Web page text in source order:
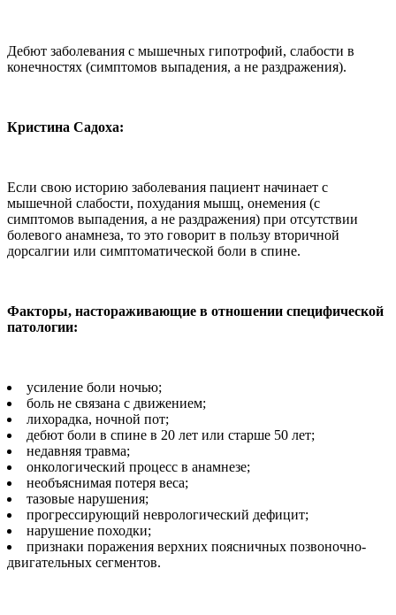
Дебют заболевания с мышечных гипотрофий, слабости в
конечностях (симптомов выпадения, а не раздражения).
Кристина Садоха:
Если свою историю за­болевания пациент начина­ет с
мышечной слабости, по­худания мышц, онемения (с
симптомов выпадения, а не раздражения) при отсутст­вии
болевого анамнеза, то это говорит в пользу вторичной
дорсалгии или симптомати­ческой боли в спине.
Факторы, настораживаю­щие в отношении специ­фической
патологии:
усиление боли ночью;
боль не связана с движе­нием;
лихорадка, ночной пот;
дебют боли в спине в 20 лет или старше 50 лет;
недавняя травма;
онкологический про­цесс в анамнезе;
необъяснимая потеря веса;
тазовые нарушения;
прогрессирующий не­врологический дефицит;
нарушение походки;
признаки поражения верхних поясничных по­звоночно-
двигательных сегментов.